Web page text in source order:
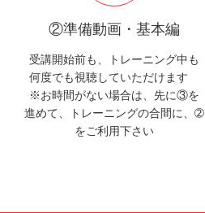
②準備動画・基本編
受講開始前も、トレーニング中も
何度でも視聴していただけます
※お時間がない場合は、先に③を
進めて、トレーニングの合間に、➁
をご利用下さい